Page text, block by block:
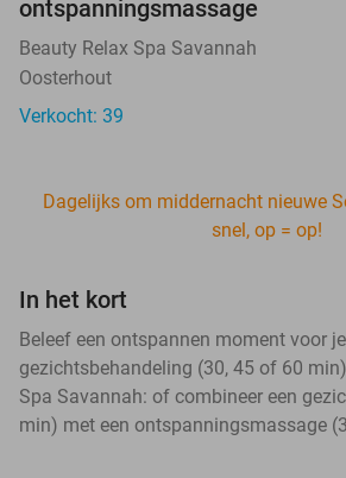
ontspanningsmassage
Beauty Relax Spa Savannah
Oosterhout
Verkocht: 39
Dagelijks om middernacht nieuwe
snel, op = op!
In het kort
Beleef een ontspannen moment voor
gezichtsbehandeling (30, 45 of 60
Spa Savannah: of combineer een
min) met een ontspanningsmassage